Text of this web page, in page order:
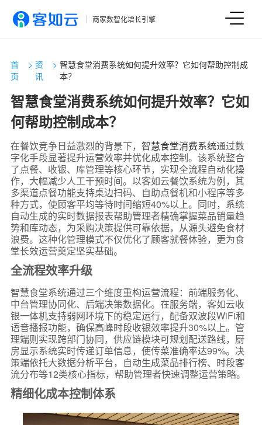
商家数智化增长引擎
首
页
>资
讯
>智慧食堂消费系统如何提升效率？它如何帮助控制成
本？
智慧食堂消费系统如何提升效率？它如
何帮助控制成本？
在餐饮竞争日益激烈的背景下， 智慧食堂消费系统通过数
字化手段显著提升运营效率并优化成本控制。该系统整合
了点餐、收银、库管理等核心环节，实现全流程自动化操
作，大幅减少人工干预时间。以客如云餐饮系统为例，其
多渠道点餐功能支持桌边扫码、自助点餐机和小程序等多
种方式，使顾客平均等待时间缩短40%以上。同时，系统
自动生成的实时数据报表帮助管理者精确掌握菜品销量趋
势和库动态，为采购决策提供可靠依据，从源头避免食材
浪费。这种化管理模式不仅优化了顾客就餐体验，更为食
堂长效运营奠定坚实基础。
全流程效率升级
智慧食堂系统通过三个维度重构运营流程：前端服务化、
中台管理协同化、后端决策数据化。在服务端，客如云收
银一体机支持弱网环境下的稳定运行，配备双波段WiFi和
语音播报功能，确保高峰时段收银效率提升30%以上。管
理端则实现跨部门协同，供应链模块可规划配送路线，厨
房显示系统实时传递订单信息，使传菜准确率达99%。决
策端依托大数据分析平台，自动生成菜品排行榜、时段客
流分布等12类核心指标，帮助管理者快速调整运营策略。
精细化成本控制体系